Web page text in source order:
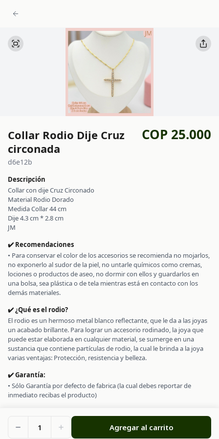
Collar Rodio Dije Cruz
circonada
COP 25.000
d6e12b
Descripción
Collar con dije Cruz Circonado
Material Rodio Dorado
Medida Collar 44 cm
Dije 4.3 cm * 2.8 cm
JM
✔️ Recomendaciones
• Para conservar el color de los accesorios se recomienda no mojarlos,
no exponerlo al sudor de la piel, no untarle químicos como cremas,
lociones o productos de aseo, no dormir con ellos y guardarlos en
una bolsa, sea plástica o de tela mientras está en contacto con los
demás materiales.
✔️ ¿Qué es el rodio?
El rodio es un hermoso metal blanco reflectante, que le da a las joyas
un acabado brillante. Para lograr un accesorio rodinado, la joya que
puede estar elaborada en cualquier material, se sumerge en una
sustancia que contiene partículas de rodio, la cual le brinda a la joya
varias ventajas: Protección, resistencia y belleza.
✔️ Garantía:
• Sólo Garantía por defecto de fabrica (la cual debes reportar de
inmediato recibas el producto)
1 Agregar al carrito